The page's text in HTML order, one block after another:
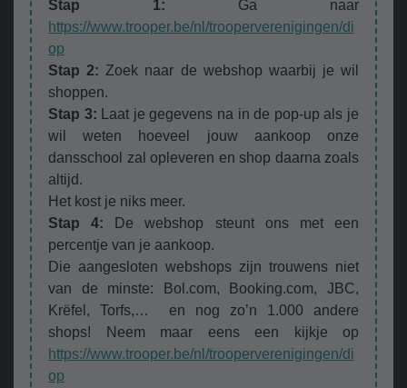
Stap 1: Ga naar
https://www.trooper.be/nl/trooperverenigingen/di
op
Stap 2: Zoek naar de webshop waarbij je wil
shoppen.
Stap 3: Laat je gegevens na in de pop-up als je
wil weten hoeveel jouw aankoop onze
dansschool zal opleveren en shop daarna zoals
altijd.
Het kost je niks meer.
Stap 4:
De webshop steunt ons met een
percentje van je aankoop.
Die aangesloten webshops zijn trouwens niet
van de minste: Bol.com, Booking.com, JBC,
Krëfel, Torfs,… en nog zo’n 1.000 andere
shops! Neem maar eens een kijkje op
https://www.trooper.be/nl/trooperverenigingen/di
op